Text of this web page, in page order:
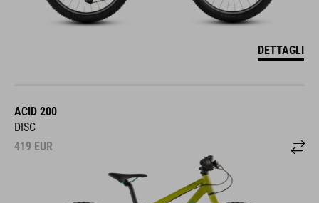
DETTAGLI
ACID 200
DISC
419 EUR